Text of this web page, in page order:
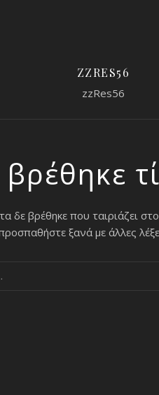
ZZRES56
zzRes56
δε βρέθηκε που ταιριάζει
ξανά με άλλες